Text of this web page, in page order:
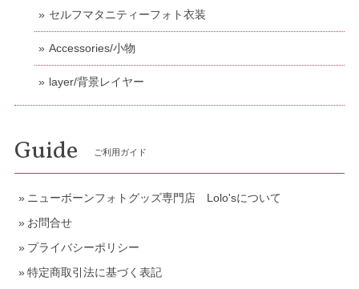
セルフマタニティーフォト衣装
Accessories/小物
layer/背景レイヤー
Guide ご利用ガイド
ニューボーンフォトグッズ専門店 Lolo'sについて
お問合せ
プライバシーポリシー
特定商取引法に基づく表記